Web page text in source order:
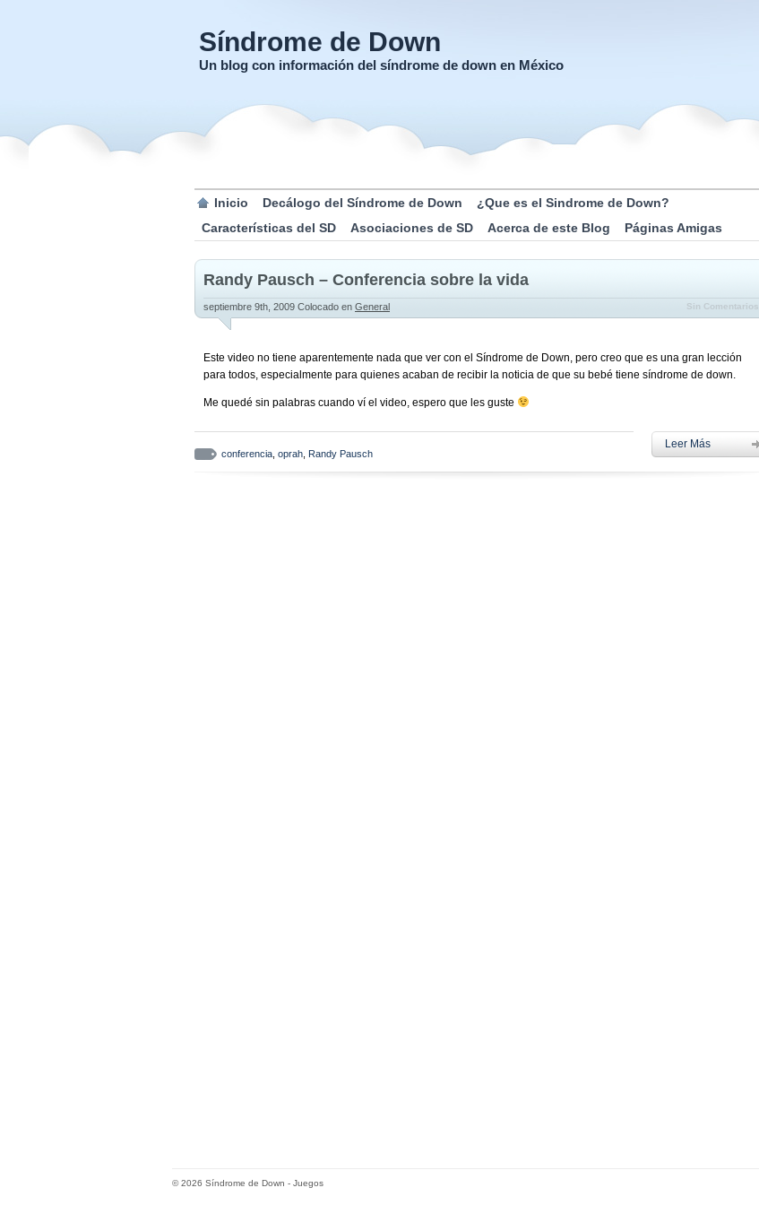
Síndrome de Down
Un blog con información del síndrome de down en México
Inicio Decálogo del Síndrome de Down
¿Que es el Sindrome de Down?
Características del SD
Asociaciones de SD Acerca de este Blog Páginas Amigas
Randy Pausch – Conferencia sobre la vida
septiembre 9th, 2009 Colocado en General Sin Comentarios
Este video no tiene aparentemente nada que ver con el Síndrome de Down, pero creo que es una gran lección
para todos, especialmente para quienes acaban de recibir la noticia de que su bebé tiene síndrome de down.
Me quedé sin palabras cuando ví el video, espero que les guste
conferencia oprah Randy Pausch
Leer Más
© 2026 Síndrome de Down - Juegos